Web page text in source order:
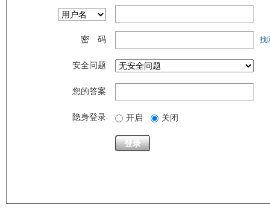
密 码 找
安全问题
您的答案
隐身登录 开启 关闭
登录